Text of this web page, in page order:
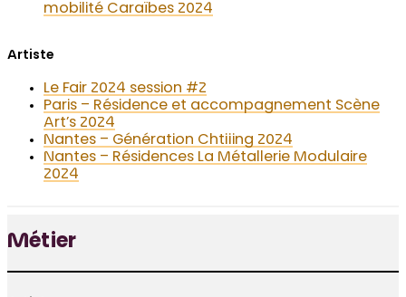
mobilité Caraïbes 2024
Artiste
Le Fair 2024 session #2
Paris – Résidence et accompagnement Scène
Art’s 2024
Nantes – Génération Chtiiing 2024
Nantes – Résidences La Métallerie Modulaire
2024
Métier